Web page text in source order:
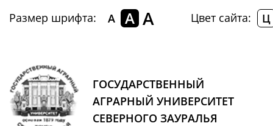
Размер шрифта: A A A Цвет сайта: Ц
ГОСУДАРСТВЕННЫЙ
АГРАРНЫЙ УНИВЕРСИТЕТ
СЕВЕРНОГО ЗАУРАЛЬЯ